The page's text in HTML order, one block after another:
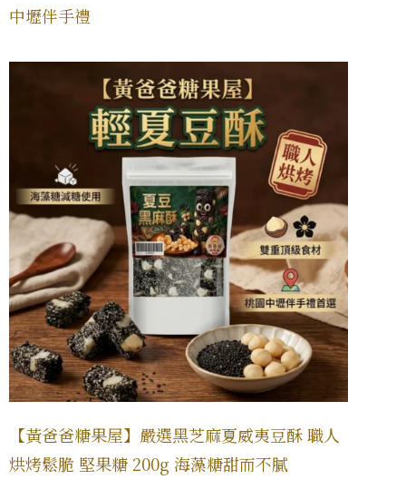
中壢伴手禮
【黃爸爸糖果屋】嚴選黑芝麻夏威夷豆酥 職人
烘烤鬆脆 堅果糖 200g 海藻糖甜而不膩